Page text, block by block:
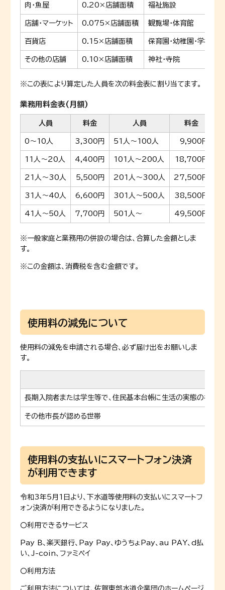
肉・魚屋 0.20×店舗面積 福祉施設
店舗・マーケット 0.075×店舗面積 観覧場・体育館
百貨店 0.15×店舗面積 保育園・幼稚園・学校
その他の店舗 0.10×店舗面積 神社・寺院
※この表により算定した人員を次の料金表に割り当てます。
業務用料金表(月額)
人員 料金 人員 料金
0〜10人 3,300円 51人〜100人 9,900円
11人〜20人 4,400円 101人〜200人 18,700円
21人〜30人 5,500円 201人〜300人 27,500円
31人〜40人 6,600円 301人〜500人 38,500円
41人〜50人 7,700円 501人〜 49,500円
※一般家庭と業務用の併設の場合は、合算した金額としま
す。
※この金額は、消費税を含む金額です。
使用料の減免について
使用料の減免を申請される場合、必ず届け出をお願いしま
す。
長期入院者または学生等で、住民基本台帳に生活の実態のない
その他市長が認める世帯
使用料の支払いにスマートフォン決済
が利用できます
令和3年5月1日より、下水道等使用料の支払いにスマートフ
ォン決済が利用できるようになりました。
〇利用できるサービス
Pay B、楽天銀行、Pay Pay、ゆうちょPay、au PAY、d払
い、J-coin、ファミペイ
〇利用方法
ご利用方法については、佐賀東部水道企業団のホームページ